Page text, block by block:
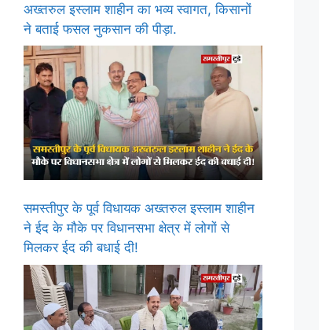
अख्तरुल इस्लाम शाहीन का भव्य स्वागत, किसानों
ने बताई फसल नुकसान की पीड़ा.
समस्तीपुर के पूर्व विधायक अख्तरुल इस्लाम शाहीन
ने ईद के मौके पर विधानसभा क्षेत्र में लोगों से
मिलकर ईद की बधाई दी!